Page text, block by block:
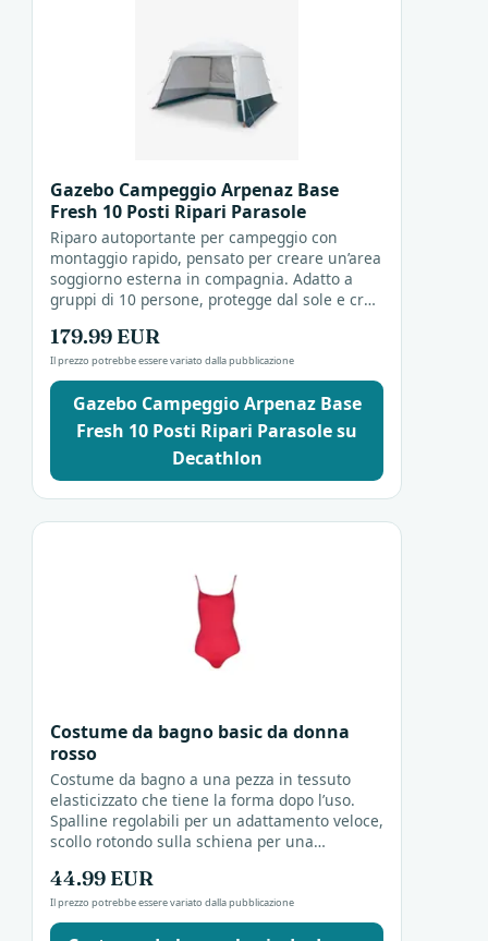
Gazebo Campeggio Arpenaz Base
Fresh 10 Posti Ripari Parasole
Riparo autoportante per campeggio con
montaggio rapido, pensato per creare un’area
soggiorno esterna in compagnia. Adatto a
gruppi di 10 persone, protegge dal sole e crea
179.99 EUR
Il prezzo potrebbe essere variato dalla pubblicazione
Gazebo Campeggio Arpenaz Base
Fresh 10 Posti Ripari Parasole su
Decathlon
Costume da bagno basic da donna
rosso
Costume da bagno a una pezza in tessuto
elasticizzato che tiene la forma dopo l’uso.
Spalline regolabili per un adattamento veloce,
scollo rotondo sulla schiena per una
spiaggia o al...
44.99 EUR
Il prezzo potrebbe essere variato dalla pubblicazione